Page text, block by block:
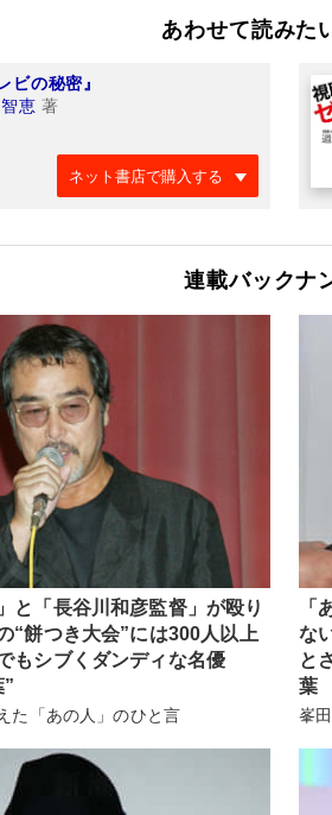
あわせて読みた
ビの秘密』
恵 著
ネット書店で購入する
連載バックナ
と「長谷川和彦監督」が殴り
“餅つき大会”には300人以上
シブくダンディな名優
「あの人」のひと言
「
な
と
葉
峯